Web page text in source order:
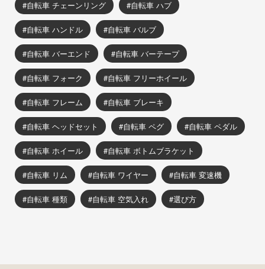
自転車 チェーンリング 自転車 ハブ
自転車 ハンドル 自転車 バルブ
自転車 バーエンド 自転車 バーテープ
自転車 フォーク 自転車 フリーホイール
自転車 フレーム 自転車 ブレーキ
自転車 ヘッドセット 自転車 ペグ 自転車 ペダル
自転車 ホイール 自転車 ボトムブラケット
自転車 リム 自転車 ワイヤー 自転車 変速機
自転車 種類 自転車 空気入れ 選び方